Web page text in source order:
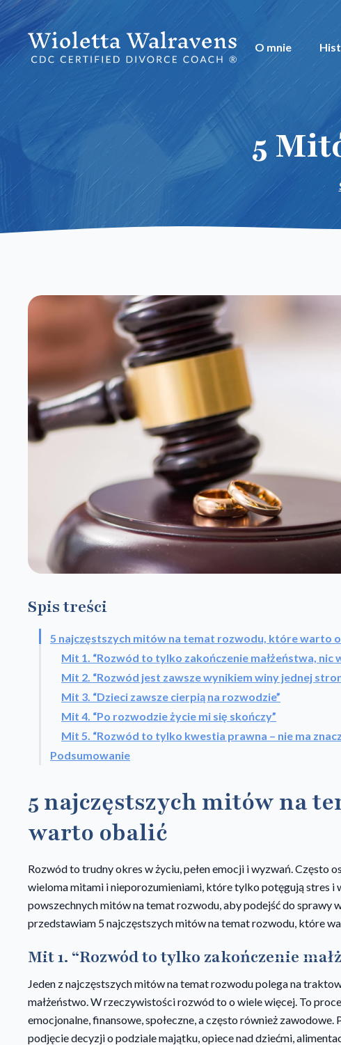
O mnie
5
Spis treści
5 najczęstszych mitów na temat rozwodu, które warto
Mit 1. “Rozwód to tylko zakończenie małżeństwa, nic
Mit 2. “Rozwód jest zawsze wynikiem winy jednej
Mit 3. “Dzieci zawsze cierpią na rozwodzie”
Mit 4. “Po rozwodzie życie mi się skończy”
Mit 5. “Rozwód to tylko kwestia prawna – nie ma
Podsumowanie
5 najczęstszych mitów na
warto obalić
Rozwód to trudny okres w życiu, pełen emocji i wyzwań. Często
wieloma mitami i nieporozumieniami, które tylko potęgują stres
powszechnych mitów na temat rozwodu, aby podejść do sprawy
przedstawiam 5 najczęstszych mitów na temat rozwodu, które
Mit 1. “Rozwód to tylko zakończenie
Jeden z najczęstszych mitów na temat rozwodu polega na
małżeństwo. W rzeczywistości rozwód to o wiele więcej. To
emocjonalne, finansowe, społeczne, a często również
podjęcie decyzji o podziale majątku, opiece nad dziećmi,